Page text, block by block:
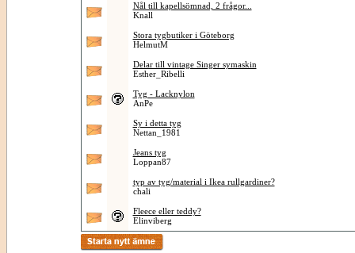
Nål till kapellsömnad, 2 frågor...
Knall
Stora tygbutiker i Göteborg
HelmutM
Delar till vintage Singer symaskin
Esther_Ribelli
Tyg - Lacknylon
AnPe
Sy i detta tyg
Nettan_1981
Jeans tyg
Loppan87
typ av tyg/material i Ikea rullgardiner?
chali
Fleece eller teddy?
Elinviberg